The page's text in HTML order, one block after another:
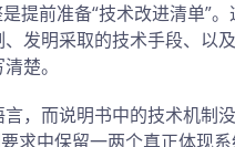
提前准备“技术改进清单”
发明采取的技术手段、以
楚。
，而说明书中的技术机制没
求中保留一两个真正体现